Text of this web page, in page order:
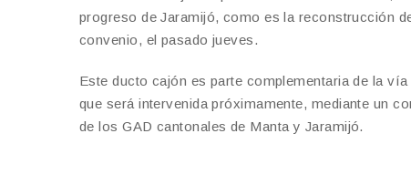
progreso de Jaramijó, como es la reconstrucción
convenio, el pasado jueves.
Este ducto cajón es parte complementaria de la
que será intervenida próximamente, mediante un
de los GAD cantonales de Manta y Jaramijó.